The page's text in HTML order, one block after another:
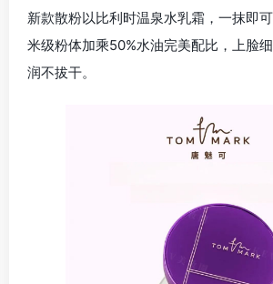
新款散粉以比利时温泉水乳霜，一抹即
米级粉体加乘50%水油完美配比，上脸
润不拔干。